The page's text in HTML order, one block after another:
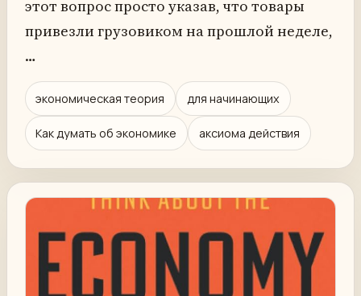
этот вопрос просто указав, что товары
привезли грузовиком на прошлой неделе,
…
экономическая теория для начинающих
Как думать об экономике аксиома действия